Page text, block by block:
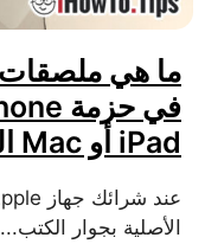
iPad أو Mac المستخدمة؟
الأصلية بجوار الكتب...